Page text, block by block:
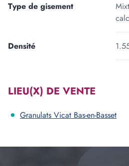
Type de gisement
Densité
LIEU(X) DE VENTE
Granulats Vicat Bas-en-Basset